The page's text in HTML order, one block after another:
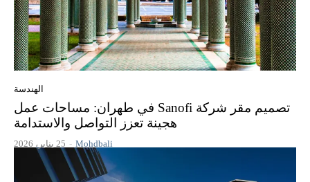
الهندسة
تصميم مقر شركة Sanofi في طهران: مساحات عمل
هجينة تعزز التواصل والاستدامة
Mohdbali
- 25 يناير، 2026